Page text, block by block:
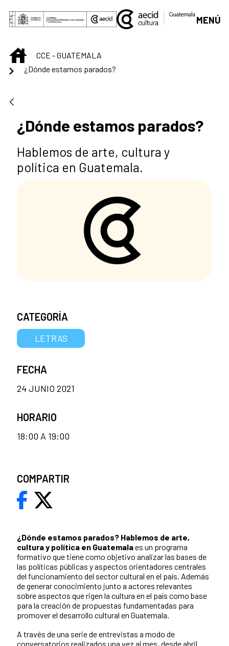
Saltar al contenido principal
MENÚ
INICIOCCE - GUATEMALA
¿Dónde estamos parados?
¿Dónde estamos parados?
Hablemos de arte, cultura y
política en Guatemala.
¿Dónde estamos parados? Hablemos de arte,
cultura y política en Guatemalaes un programa
formativo que tiene como objetivo analizar las bases de
las políticas públicas y aspectos orientadores centrales
del funcionamiento del sector cultural en el país. Además
de generar conocimiento junto a actores relevantes
sobre aspectos que rigen la cultura en el país como base
para la creación de propuestas fundamentadas para
promover el desarrollo cultural en Guatemala.
A través de una serie de entrevistas a modo de
conversatorios realizados una vez al mes, desde abril
CATEGORÍA
LETRAS
FECHA
24 JUNIO 2021
HORARIO
18:00 A 19:00
COMPARTIR